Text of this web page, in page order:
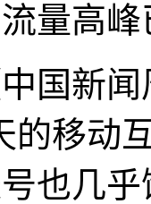
量高
新闻
的移动
也几